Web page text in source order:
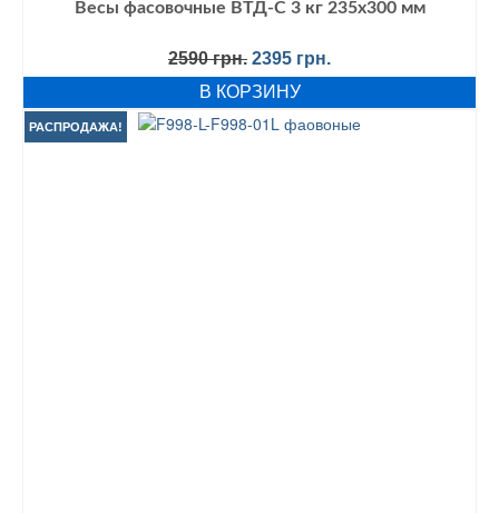
Весы фасовочные ВТД-С 3 кг 235х300 мм
2590грн. Первоначальная
цена
составляла
2590 грн..
2395 грн.
цена:
В КОРЗИНУ
РАСПРОДАЖА!